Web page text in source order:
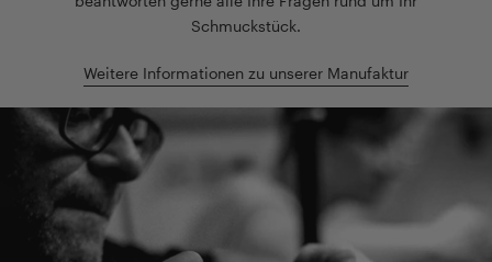
Schmuckstück.
Weitere Informationen zu unserer Manufaktur